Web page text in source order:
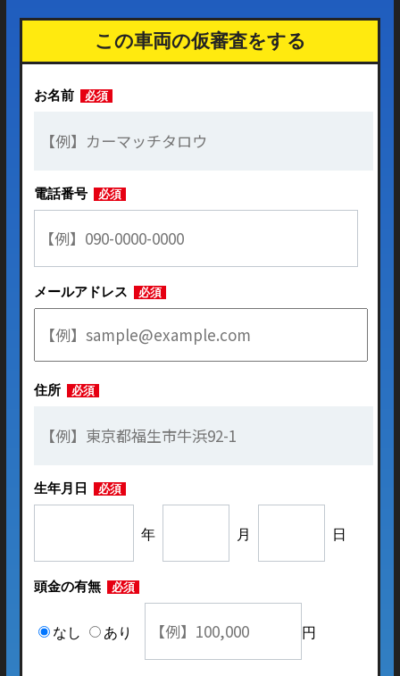
この車両の仮審査をする
お名前 必須
電話番号 必須
メールアドレス 必須
住所 必須
生年月日 必須
年 月 日
頭金の有無 必須
なし あり 円